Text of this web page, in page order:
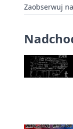
Zaobserwuj